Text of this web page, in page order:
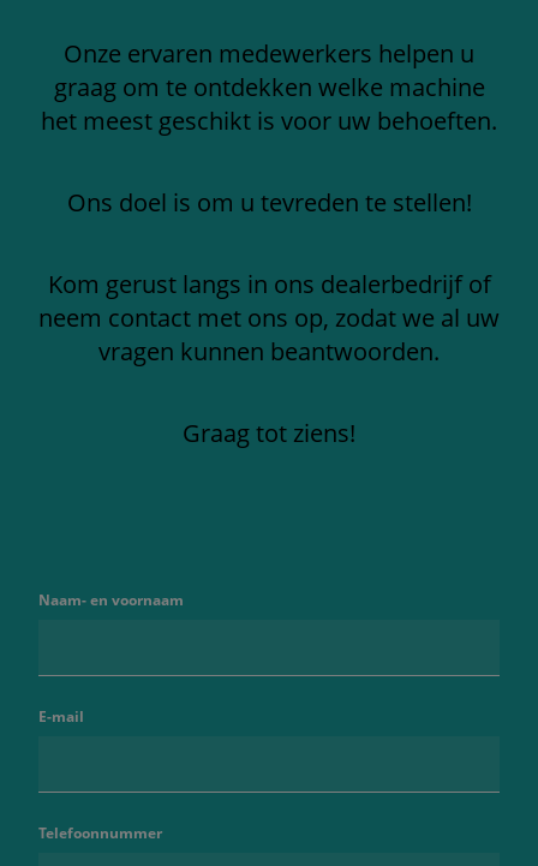
Onze ervaren medewerkers helpen u
graag om te ontdekken welke machine
het meest geschikt is voor uw behoeften.
Ons doel is om u tevreden te stellen!
Kom gerust langs in ons dealerbedrijf of
neem contact met ons op, zodat we al uw
vragen kunnen beantwoorden.
Graag tot ziens!
Naam- en voornaam
E-mail
Telefoonnummer